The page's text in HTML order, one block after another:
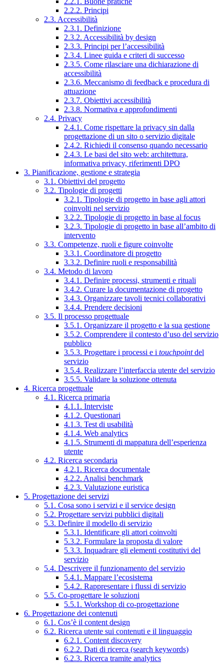
2.2.2. Principi
2.3. Accessibilità
2.3.1. Definizione
2.3.2. Accessibilità by design
2.3.3. Principi per l’accessibilità
2.3.4. Linee guida e criteri di successo
2.3.5. Come rilasciare una dichiarazione di
accessibilità
2.3.6. Meccanismo di feedback e procedura di
attuazione
2.3.7. Obiettivi accessibilità
2.3.8. Normativa e approfondimenti
2.4. Privacy
2.4.1. Come rispettare la privacy sin dalla
progettazione di un sito o servizio digitale
2.4.2. Richiedi il consenso quando necessario
2.4.3. Le basi del sito web: architettura,
informativa privacy, riferimenti DPO
3. Pianificazione, gestione e strategia
3.1. Obiettivi del progetto
3.2. Tipologie di progetti
3.2.1. Tipologie di progetto in base agli attori
coinvolti nel servizio
3.2.2. Tipologie di progetto in base al focus
3.2.3. Tipologie di progetto in base all’ambito di
intervento
3.3. Competenze, ruoli e figure coinvolte
3.3.1. Coordinatore di progetto
3.3.2. Definire ruoli e responsabilità
3.4. Metodo di lavoro
3.4.1. Definire processi, strumenti e rituali
3.4.2. Curare la documentazione di progetto
3.4.3. Organizzare tavoli tecnici collaborativi
3.4.4. Prendere decisioni
3.5. Il processo progettuale
3.5.1. Organizzare il progetto e la sua gestione
3.5.2. Comprendere il contesto d’uso del servizio
pubblico
3.5.3. Progettare i processi e i touchpointdel
servizio
3.5.4. Realizzare l’interfaccia utente del servizio
3.5.5. Validare la soluzione ottenuta
4. Ricerca progettuale
4.1. Ricerca primaria
4.1.1. Interviste
4.1.2. Questionari
4.1.3. Test di usabilità
4.1.4. Web analytics
4.1.5. Strumenti di mappatura dell’esperienza
utente
4.2. Ricerca secondaria
4.2.1. Ricerca documentale
4.2.2. Analisi benchmark
4.2.3. Valutazione euristica
5. Progettazione dei servizi
5.1. Cosa sono i servizi e il service design
5.2. Progettare servizi pubblici digitali
5.3. Definire il modello di servizio
5.3.1. Identificare gli attori coinvolti
5.3.2. Formulare la proposta di valore
5.3.3. Inquadrare gli elementi costitutivi del
servizio
5.4. Descrivere il funzionamento del servizio
5.4.1. Mappare l’ecosistema
5.4.2. Rappresentare i flussi di servizio
5.5. Co-progettare le soluzioni
5.5.1. Workshop di co-progettazione
6. Progettazione dei contenuti
6.1. Cos’è il content design
6.2. Ricerca utente sui contenuti e il linguaggio
6.2.1. Content discovery
6.2.2. Dati di ricerca (search keywords)
6.2.3. Ricerca tramite analytics